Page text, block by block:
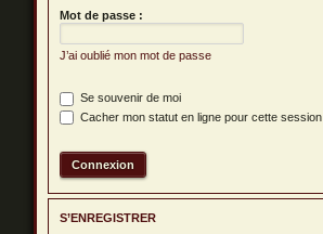
Mot de passe :
J’ai oublié mon mot de passe
Se souvenir de moi
Cacher mon statut en ligne pour cette session
S’ENREGISTRER